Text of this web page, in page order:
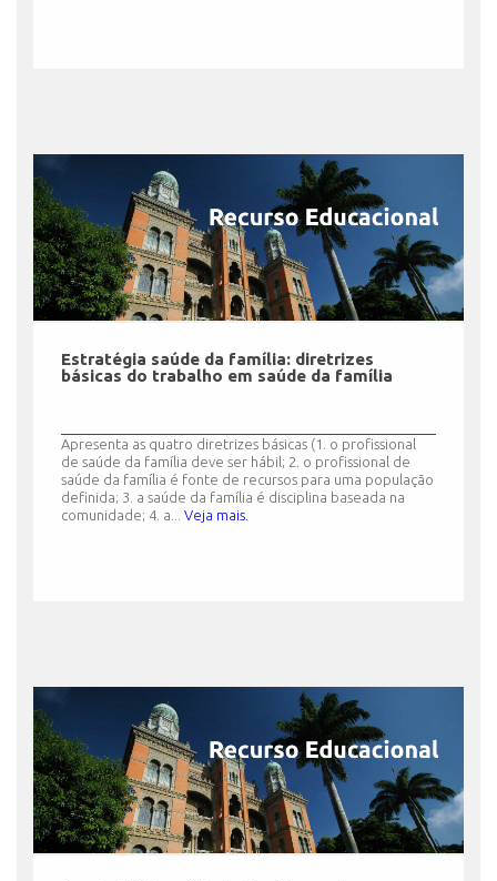
Estratégia saúde da família: diretrizes
básicas do trabalho em saúde da família
Apresenta as quatro diretrizes básicas (1. o profissional
de saúde da família deve ser hábil; 2. o profissional de
saúde da família é fonte de recursos para uma população
definida; 3. a saúde da família é disciplina baseada na
comunidade; 4. a... Veja mais.